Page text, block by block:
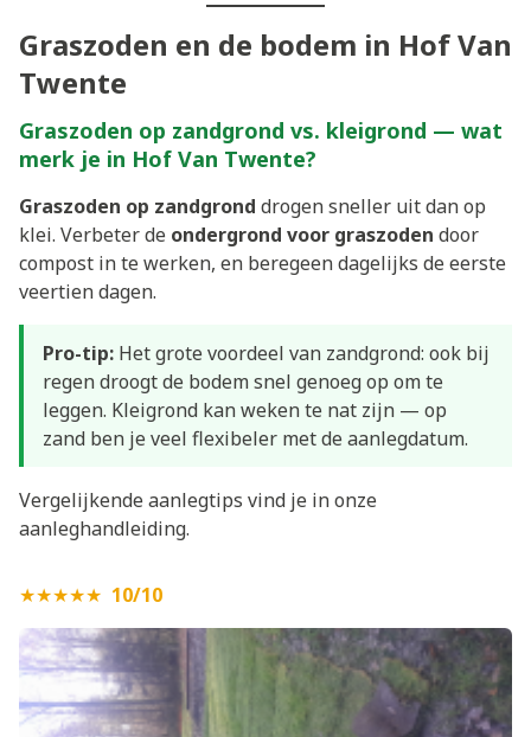
Graszoden en de bodem in Hof Van
Twente
Graszoden op zandgrond vs. kleigrond — wat
merk je in Hof Van Twente?
Graszoden op zandgrond drogen sneller uit dan op
klei. Verbeter de ondergrond voor graszoden door
compost in te werken, en beregeen dagelijks de eerste
veertien dagen.
Pro-tip: Het grote voordeel van zandgrond: ook bij
regen droogt de bodem snel genoeg op om te
leggen. Kleigrond kan weken te nat zijn — op
zand ben je veel flexibeler met de aanlegdatum.
Vergelijkende aanlegtips vind je in onze
aanleghandleiding.
★★★★★ 10/10